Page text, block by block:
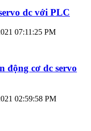
dc với PLC
07:11:25 PM
động cơ dc servo
02:59:58 PM